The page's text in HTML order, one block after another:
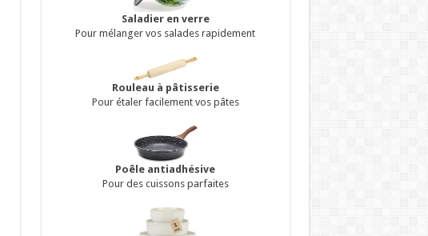
Saladier en verre
Pour mélanger vos salades rapidement
Rouleau à pâtisserie
Pour étaler facilement vos pâtes
Poêle antiadhésive
Pour des cuissons parfaites